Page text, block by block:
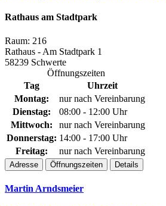
Rathaus am Stadtpark
Raum: 216
Rathaus - Am Stadtpark 1
58239 Schwerte
Öffnungszeiten
Tag
Uhrzeit
Montag:
nur nach Vereinbarung
Dienstag:
08:00 - 12:00 Uhr
Mittwoch:
nur nach Vereinbarung
Donnerstag: 14:00 - 17:00 Uhr
Freitag:
nur nach Vereinbarung
Adresse Öffnungszeiten Details
Martin Arndsmeier